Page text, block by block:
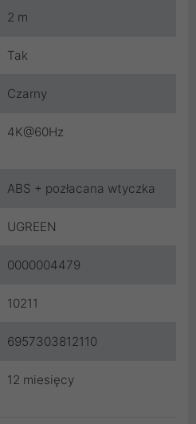
2 m
Tak
Czarny
4K@60Hz
ABS + pozłacana wtyczka
UGREEN
0000004479
10211
6957303812110
12 miesięcy